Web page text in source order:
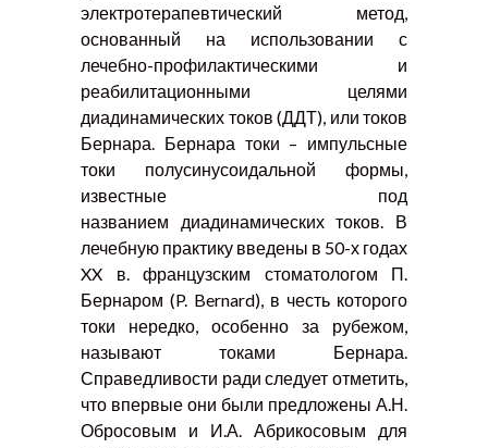
электротерапевтический метод,
основанный на использовании с
лечебно-профилактическими и
реабилитационными целями
диадинамических токов (ДДТ), или токов
Бернара. Бернара токи – импульсные
токи полусинусоидальной формы,
известные под
названием диадинамических токов. В
лечебную практику введены в 50-х годах
XX в. французским стоматологом П.
Бернаром (P. Bernard), в честь которого
токи нередко, особенно за рубежом,
называют токами Бернара.
Справедливости ради следует отметить,
что впервые они были предложены А.Н.
Обросовым и И.А. Абрикосовым для